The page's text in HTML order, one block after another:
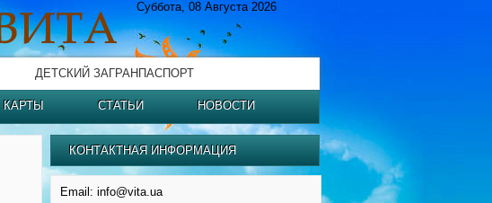
Суббота, 08 Августа 2026
ДЕТСКИЙ ЗАГРАНПАСПОРТ
КАРТЫ СТАТЬИ НОВОСТИ
КОНТАКТНАЯ ИНФОРМАЦИЯ
Email: info@vita.ua